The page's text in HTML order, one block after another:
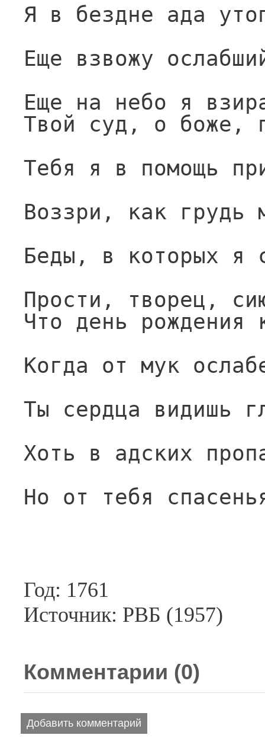
Я в бездне ада
Еще взвожу
Еще на небо я
Твой суд, о боже,
Тебя я в помощь
Воззри, как грудь
Беды, в которых я
Прости, творец,
Что день рождения
Когда от мук
Ты сердца видишь
Хоть в адских
Но от тебя
Год: 1761
Источник: РВБ (1957)
Комментарии (0)
Добавить комментарий